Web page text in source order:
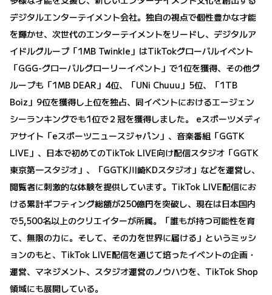
デジタルエンターテイメント会社。独自の視点で個性豊かな才能
を輝かせ、次世代のエンターテイメントをリードし、デジタルア
イドルグループ「1MB Twinkle」はTikTokグローバルイベント
「GGG-グローバルグローリーイベント」で1位を獲得、その他グ
ループも「1MB DEAR」4位、「UNi Chuuu」5位、「1TB
Boiz」9位を獲得し上位を独占、同イベントにおけるエージェン
シーランキングでも1位で２冠を獲得しました。 eスポーツメディ
アサイト「eスポーツニュースジャパン」、音楽番組「GGTK
LIVE」、日本で初めてのTikTok LIVE向け配信スタジオ「GGTK
東京第一スタジオ」、「GGTK川崎KDスタジオ」などを運営し、
閲覧者に刺激的な体験を提供しています。TikTok LIVE配信にお
ける累計ギフティング総額が250億円を突破し、現在は日本国内
で5,500名以上のクリエイターが所属。「誰もが持つ可能性を育
て、無限の力に。そして、その力を世界に届ける」というミッシ
ョンのもと、TikTok LIVE配信を通じて培ったイベントの企画・
運営、マネジメント、スタジオ運営のノウハウを、TikTok Shop
領域にも展開している。